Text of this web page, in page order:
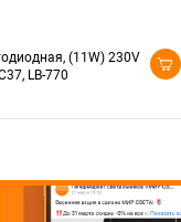
(11W) 230V
LB-770